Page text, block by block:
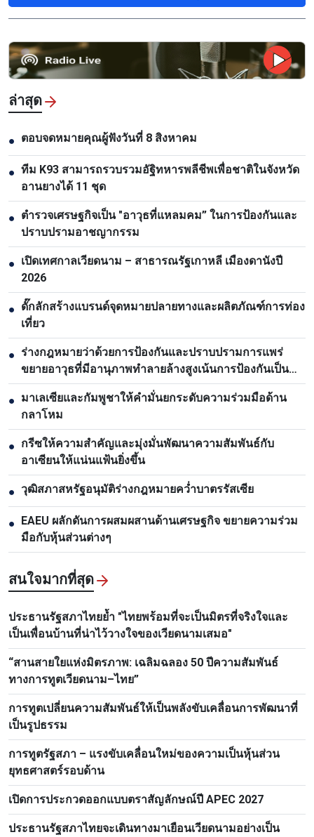
ล่าสุด
● ตอบจดหมายคุณผู้ฟังวันที่ 8 สิงหาคม
● ทีม K93 สามารถรวบรวมอัฐิทหารพลีชีพเพื่อชาติในจังหวัด
อานยางได้ 11 ชุด
● ตำรวจเศรษฐกิจเป็น "อาวุธที่แหลมคม” ในการป้องกันและ
ปราบปรามอาชญากรรม
● เปิดเทศกาลเวียดนาม – สาธารณรัฐเกาหลี เมืองดานังปี
2026
● ดั๊กลักสร้างแบรนด์จุดหมายปลายทางและผลิตภัณฑ์การท่อง
เที่ยว
● ร่างกฎหมายว่าด้วยการป้องกันและปราบปรามการแพร่
ขยายอาวุธที่มีอานุภาพทำลายล้างสูงเน้นการป้องกันเป็น
หลัก
● มาเลเซียและกัมพูชาให้คำมั่นยกระดับความร่วมมือด้าน
กลาโหม
● กรีซให้ความสำคัญและมุ่งมั่นพัฒนาความสัมพันธ์กับ
อาเซียนให้แน่นแฟ้นยิ่งขึ้น
● วุฒิสภาสหรัฐอนุมัติร่างกฎหมายคว่ำบาตรรัสเซีย
● EAEU ผลักดันการผสมผสานด้านเศรษฐกิจ ขยายความร่วม
มือกับหุ้นส่วนต่างๆ
สนใจมากที่สุด
ประธานรัฐสภาไทยย้ำ "ไทยพร้อมที่จะเป็นมิตรที่จริงใจและ
เป็นเพื่อนบ้านที่น่าไว้วางใจของเวียดนามเสมอ"
“สานสายใยแห่งมิตรภาพ: เฉลิมฉลอง 50 ปีความสัมพันธ์
ทางการทูตเวียดนาม–ไทย”
การทูตเปลี่ยนความสัมพันธ์ให้เป็นพลังขับเคลื่อนการพัฒนาที่
เป็นรูปธรรม
การทูตรัฐสภา – แรงขับเคลื่อนใหม่ของความเป็นหุ้นส่วน
ยุทธศาสตร์รอบด้าน
เปิดการประกวดออกแบบตราสัญลักษณ์ปี APEC 2027
ประธานรัฐสภาไทยจะเดินทางมาเยือนเวียดนามอย่างเป็น